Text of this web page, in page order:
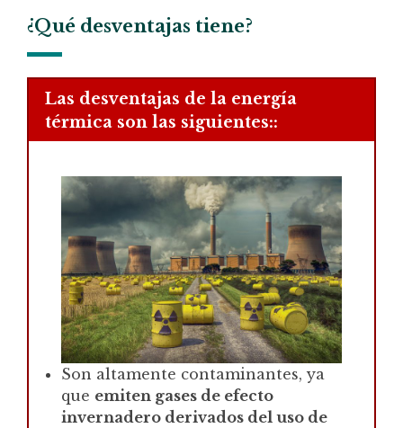
¿Qué desventajas tiene?
Las desventajas de la energía
térmica son las siguientes::
Son altamente contaminantes, ya
que emiten gases de efecto
invernadero derivados del uso de